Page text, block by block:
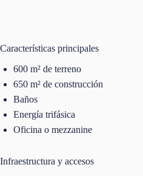
Características principales
600 m² de terreno
650 m² de construcción
Baños
Energía trifásica
Oficina o mezzanine
Infraestructura y accesos